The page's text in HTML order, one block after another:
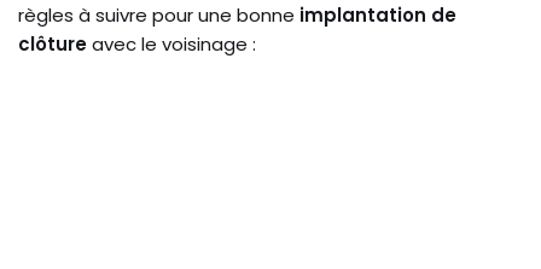
règles à suivre pour une bonne implantation de
clôtureavec le voisinage :